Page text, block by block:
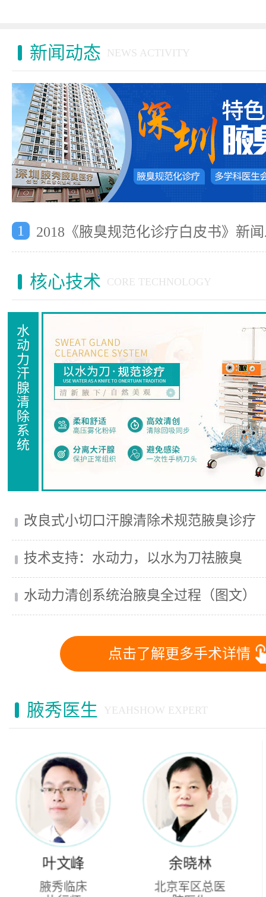
新闻动态 NEWS ACTIVITY
1 2018《腋臭规范化诊疗白皮书》新
核心技术 CORE TECHNOLOGY
水
动
力
汗
腺
清
除
系
统
改良式小切口汗腺清除术规范腋臭诊疗
技术支持：水动力，以水为刀祛腋臭
水动力清创系统治腋臭全过程（图文）
点击了解更多手术详情
腋秀医生 YEAHSHOW EXPERT
余晓林
北京军区总医
杲海峰
腋秀临床